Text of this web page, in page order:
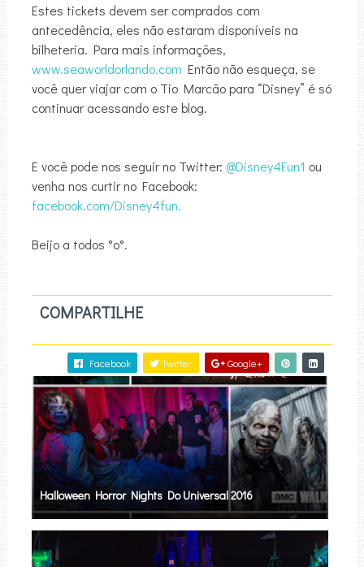
Estes tickets devem ser comprados com
antecedência, eles não estaram disponíveis na
bilheteria. Para mais informações,
www.seaworldorlando.com Então não esqueça, se
você quer viajar com o Tio Marcão para “Disney” é só
continuar acessando este blog.
E você pode nos seguir no Twitter: @Disney4Fun1 ou
venha nos curtir no Facebook:
facebook.com/Disney4fun.
Beijo a todos °o°.
COMPARTILHE
Facebook Twitter Google+
Halloween Horror Nights Do Universal 2016